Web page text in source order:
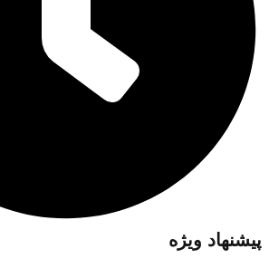
پیشنهاد ویژه